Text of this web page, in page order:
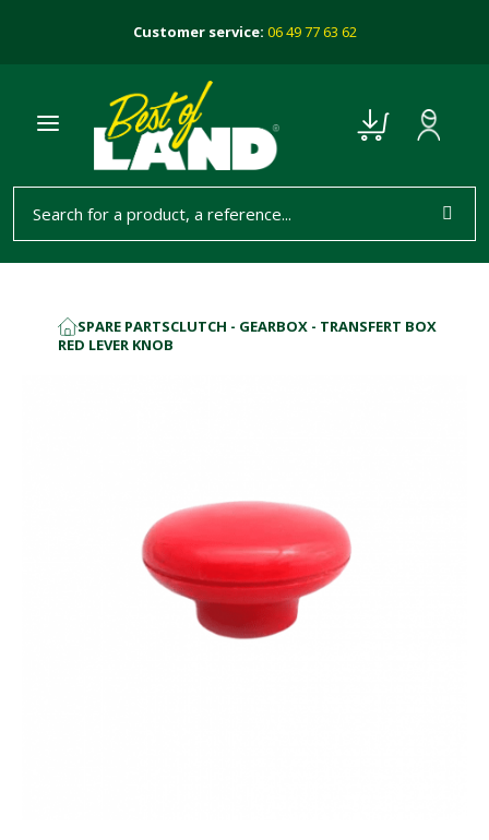
Customer service: 06 49 77 63 62
HOME
SPARE PARTSCLUTCH - GEARBOX - TRANSFERT BOX
RED LEVER KNOB